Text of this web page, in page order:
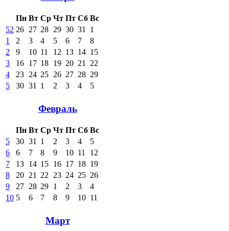
Пн Вт Ср Чт Пт Сб Вс
52 26 27 28 29 30 31
1
1
2 3 4 5 6 7
8
2
9 10 11 12 13 14 15
3
16 17 18 19 20 21
22
4
23 24 25 26 27 28 29
5
30 31 1 2 3 4 5
Февраль
Пн Вт Ср Чт Пт Сб Вс
5
30 31 1 2 3 4
5
6
6 7 8 9 10 11
12
7
13 14 15 16 17 18 19
8
20 21 22 23 24 25 26
9
27 28 29 1 2 3
4
10 5 6 7 8 9 10 11
Март